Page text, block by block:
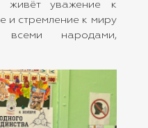
живёт уважение к
и стремление к миру
народами,